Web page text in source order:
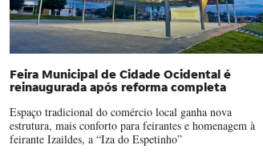
Feira Municipal de Cidade Ocidental é
reinaugurada após reforma completa
Espaço tradicional do comércio local ganha nova
estrutura, mais conforto para feirantes e homenagem à
feirante Izaildes, a “Iza do Espetinho”